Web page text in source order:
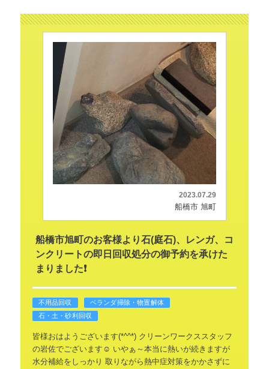
2023.07.29
船橋市 旭町
船橋市旭町のお客様より石(庭石)、レンガ、コ
ンクリートの即日回収処分の御予約を承けた
まりました❗
不用品回収
ベランダ掃除・物置解体
石・土・砂利回収
皆様おはようございます(*^^*)クリーンワークススタッフ
の岩佐でございます☺️ いやぁ～本当に熱いが続きますが
水分補給をしっかり 取りながら熱中症対策をかかさずに